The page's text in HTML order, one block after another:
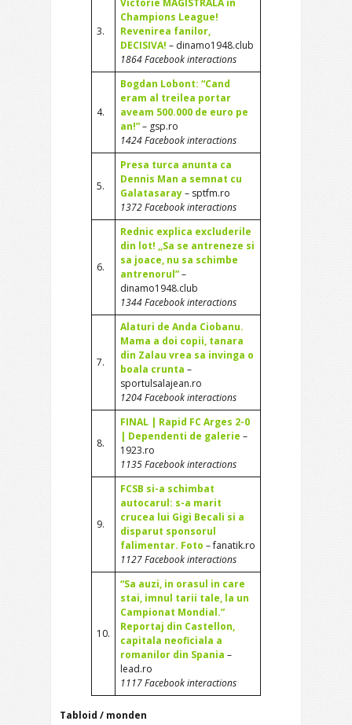
3.
Victorie MAGISTRALA in
Champions League!
Revenirea fanilor,
DECISIVA! – dinamo1948.club
1864 Facebook interactions
4.
Bogdan Lobont: “Cand
eram al treilea portar
aveam 500.000 de euro pe
an!”– gsp.ro
1424 Facebook interactions
5.
Presa turca anunta ca
Dennis Man a semnat cu
Galatasaray– sptfm.ro
1372 Facebook interactions
6.
Rednic explica excluderile
din lot! ,,Sa se antreneze si
sa joace, nu sa schimbe
antrenorul”–
dinamo1948.club
1344 Facebook interactions
7.
Alaturi de Anda Ciobanu.
Mama a doi copii, tanara
din Zalau vrea sa invinga o
boala crunta –
sportulsalajean.ro
1204 Facebook interactions
8.
FINAL | Rapid FC Arges 2-0
| Dependenti de galerie –
1923.ro
1135 Facebook interactions
9.
FCSB si-a schimbat
autocarul: s-a marit
crucea lui Gigi Becali si a
disparut sponsorul
falimentar. Foto – fanatik.ro
1127 Facebook interactions
10.
“Sa auzi, in orasul in care
stai, imnul tarii tale, la un
Campionat Mondial.”
Reportaj din Castellon,
capitala neoficiala a
romanilor din Spania –
lead.ro
1117 Facebook interactions
Tabloid / monden